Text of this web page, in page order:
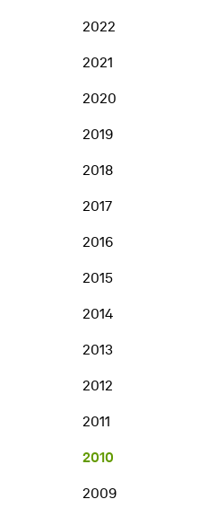
2022
2021
2020
2019
2018
2017
2016
2015
2014
2013
2012
2011
2010
2009